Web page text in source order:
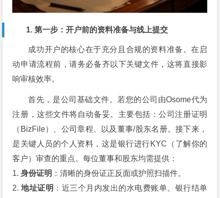
1. 第一步：开户前的资料准备与线上提交
成功开户的核心在于充分且合规的资料准备。在启
动申请流程前，请务必备齐以下关键文件，这将直接影
响审核效率。
首先，是公司基础文件。若您的公司由Osome代为
注册，这些文件将自动备妥。主要包括：公司注册证明
（BizFile）、公司章程、以及董事/股东名册。接下来，
是关键人员的个人资料，这是银行进行KYC（了解你的
客户）审查的重点。每位董事和股东均需提供：
1.身份证明 ：清晰的身份证正反面或护照扫描件。
2. 地址证明 ：近三个月内发出的水电费账单、银行结单